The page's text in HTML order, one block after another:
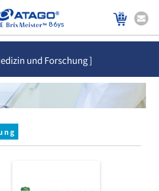
86ys
und Forschung ]